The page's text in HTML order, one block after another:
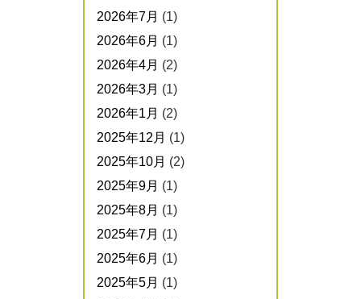
2026年7月 (1)
2026年6月 (1)
2026年4月 (2)
2026年3月 (1)
2026年1月 (2)
2025年12月 (1)
2025年10月 (2)
2025年9月 (1)
2025年8月 (1)
2025年7月 (1)
2025年6月 (1)
2025年5月 (1)